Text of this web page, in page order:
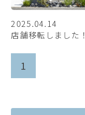
2025.04.14
店舗移転しました！
1